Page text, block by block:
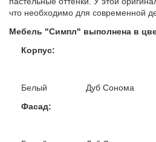
что необходимо для современной
Мебель "Симпл" выполнена в
Корпус:
Белый Дуб Сонома
Фасад: